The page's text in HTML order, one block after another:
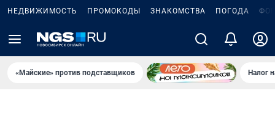
НЕДВИЖИМОСТЬ ПРОМОКОДЫ ЗНАКОМСТВА ПОГОДА
«Майские» против подставщиков Налог